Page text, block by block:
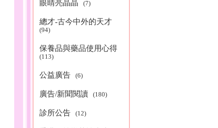
眼睛亮晶晶 (7)
總才-古今中外的天才
(94)
保養品與藥品使用心得
(113)
公益廣告 (6)
廣告/新聞閱讀 (180)
診所公告 (12)